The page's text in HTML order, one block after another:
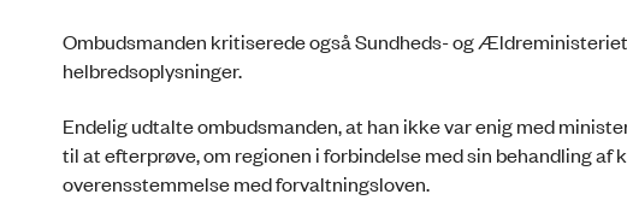
Ombudsmanden kritiserede også Sundheds- og
helbredsoplysninger.
Endelig udtalte ombudsmanden, at han ikke var enig med
til at efterprøve, om regionen i forbindelse med sin behandling
overensstemmelse med forvaltningsloven.